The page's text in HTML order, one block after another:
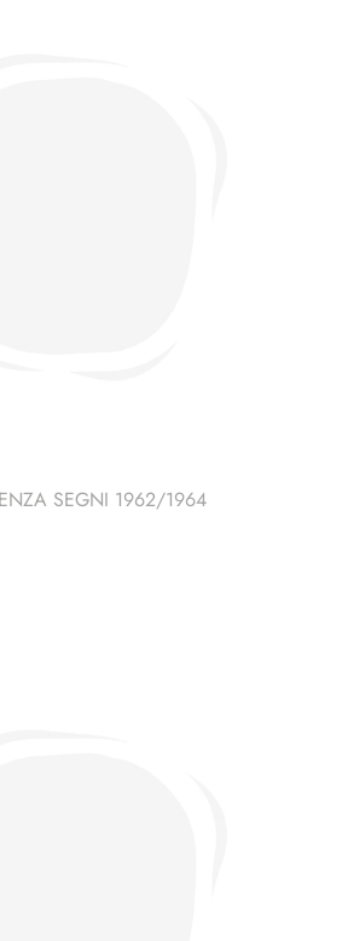
SEGNI 1962/1964